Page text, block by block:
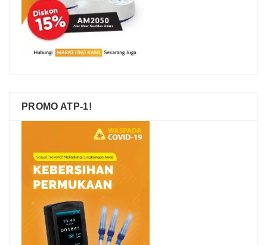
PROMO ATP-1!